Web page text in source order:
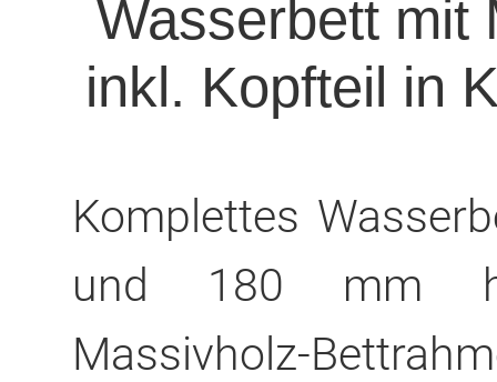
Wasserbett mit
inkl. Kopfteil in
Komplettes
und 180 mm
Massivholz-